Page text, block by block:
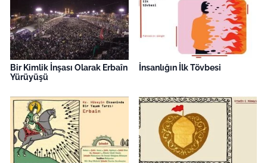
Bir Kimlik İnşası Olarak Erbaîn
Yürüyüşü
İnsanlığın İlk Tövbesi